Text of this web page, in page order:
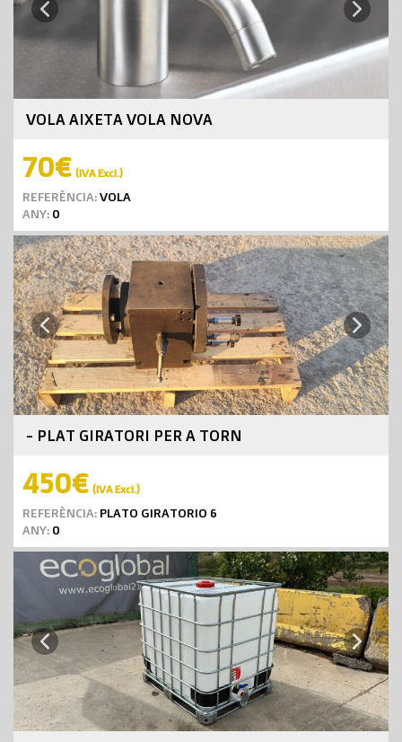
Previous Next
VOLA AIXETA VOLA NOVA
70€ (IVA Excl.)
REFERÈNCIA:VOLA
ANY: 0
Previous Next
- PLAT GIRATORI PER A TORN
450€ (IVA Excl.)
REFERÈNCIA: PLATO GIRATORIO 6
ANY: 0
Previous Next